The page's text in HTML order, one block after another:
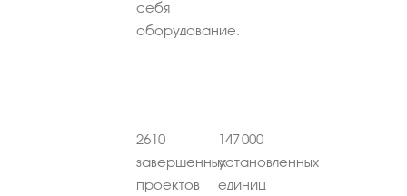
себя
оборудование.
2610
завершенных
проектов
147 000
установленных
единиц